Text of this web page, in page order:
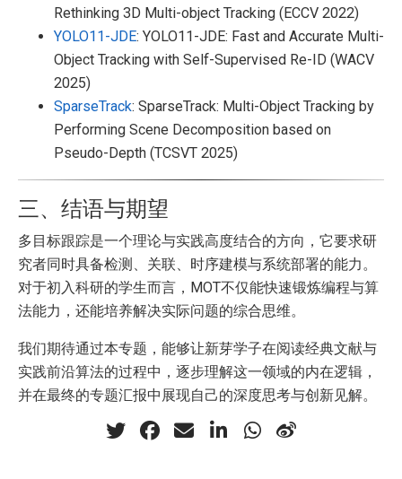
Rethinking 3D Multi-object Tracking (ECCV 2022)
YOLO11-JDE: YOLO11-JDE: Fast and Accurate Multi-
Object Tracking with Self-Supervised Re-ID (WACV
2025)
SparseTrack: SparseTrack: Multi-Object Tracking by
Performing Scene Decomposition based on
Pseudo-Depth (TCSVT 2025)
三、结语与期望
多目标跟踪是一个理论与实践高度结合的方向，它要求研
究者同时具备检测、关联、时序建模与系统部署的能力。
对于初入科研的学生而言，MOT不仅能快速锻炼编程与算
法能力，还能培养解决实际问题的综合思维。
我们期待通过本专题，能够让新芽学子在阅读经典文献与
实践前沿算法的过程中，逐步理解这一领域的内在逻辑，
并在最终的专题汇报中展现自己的深度思考与创新见解。